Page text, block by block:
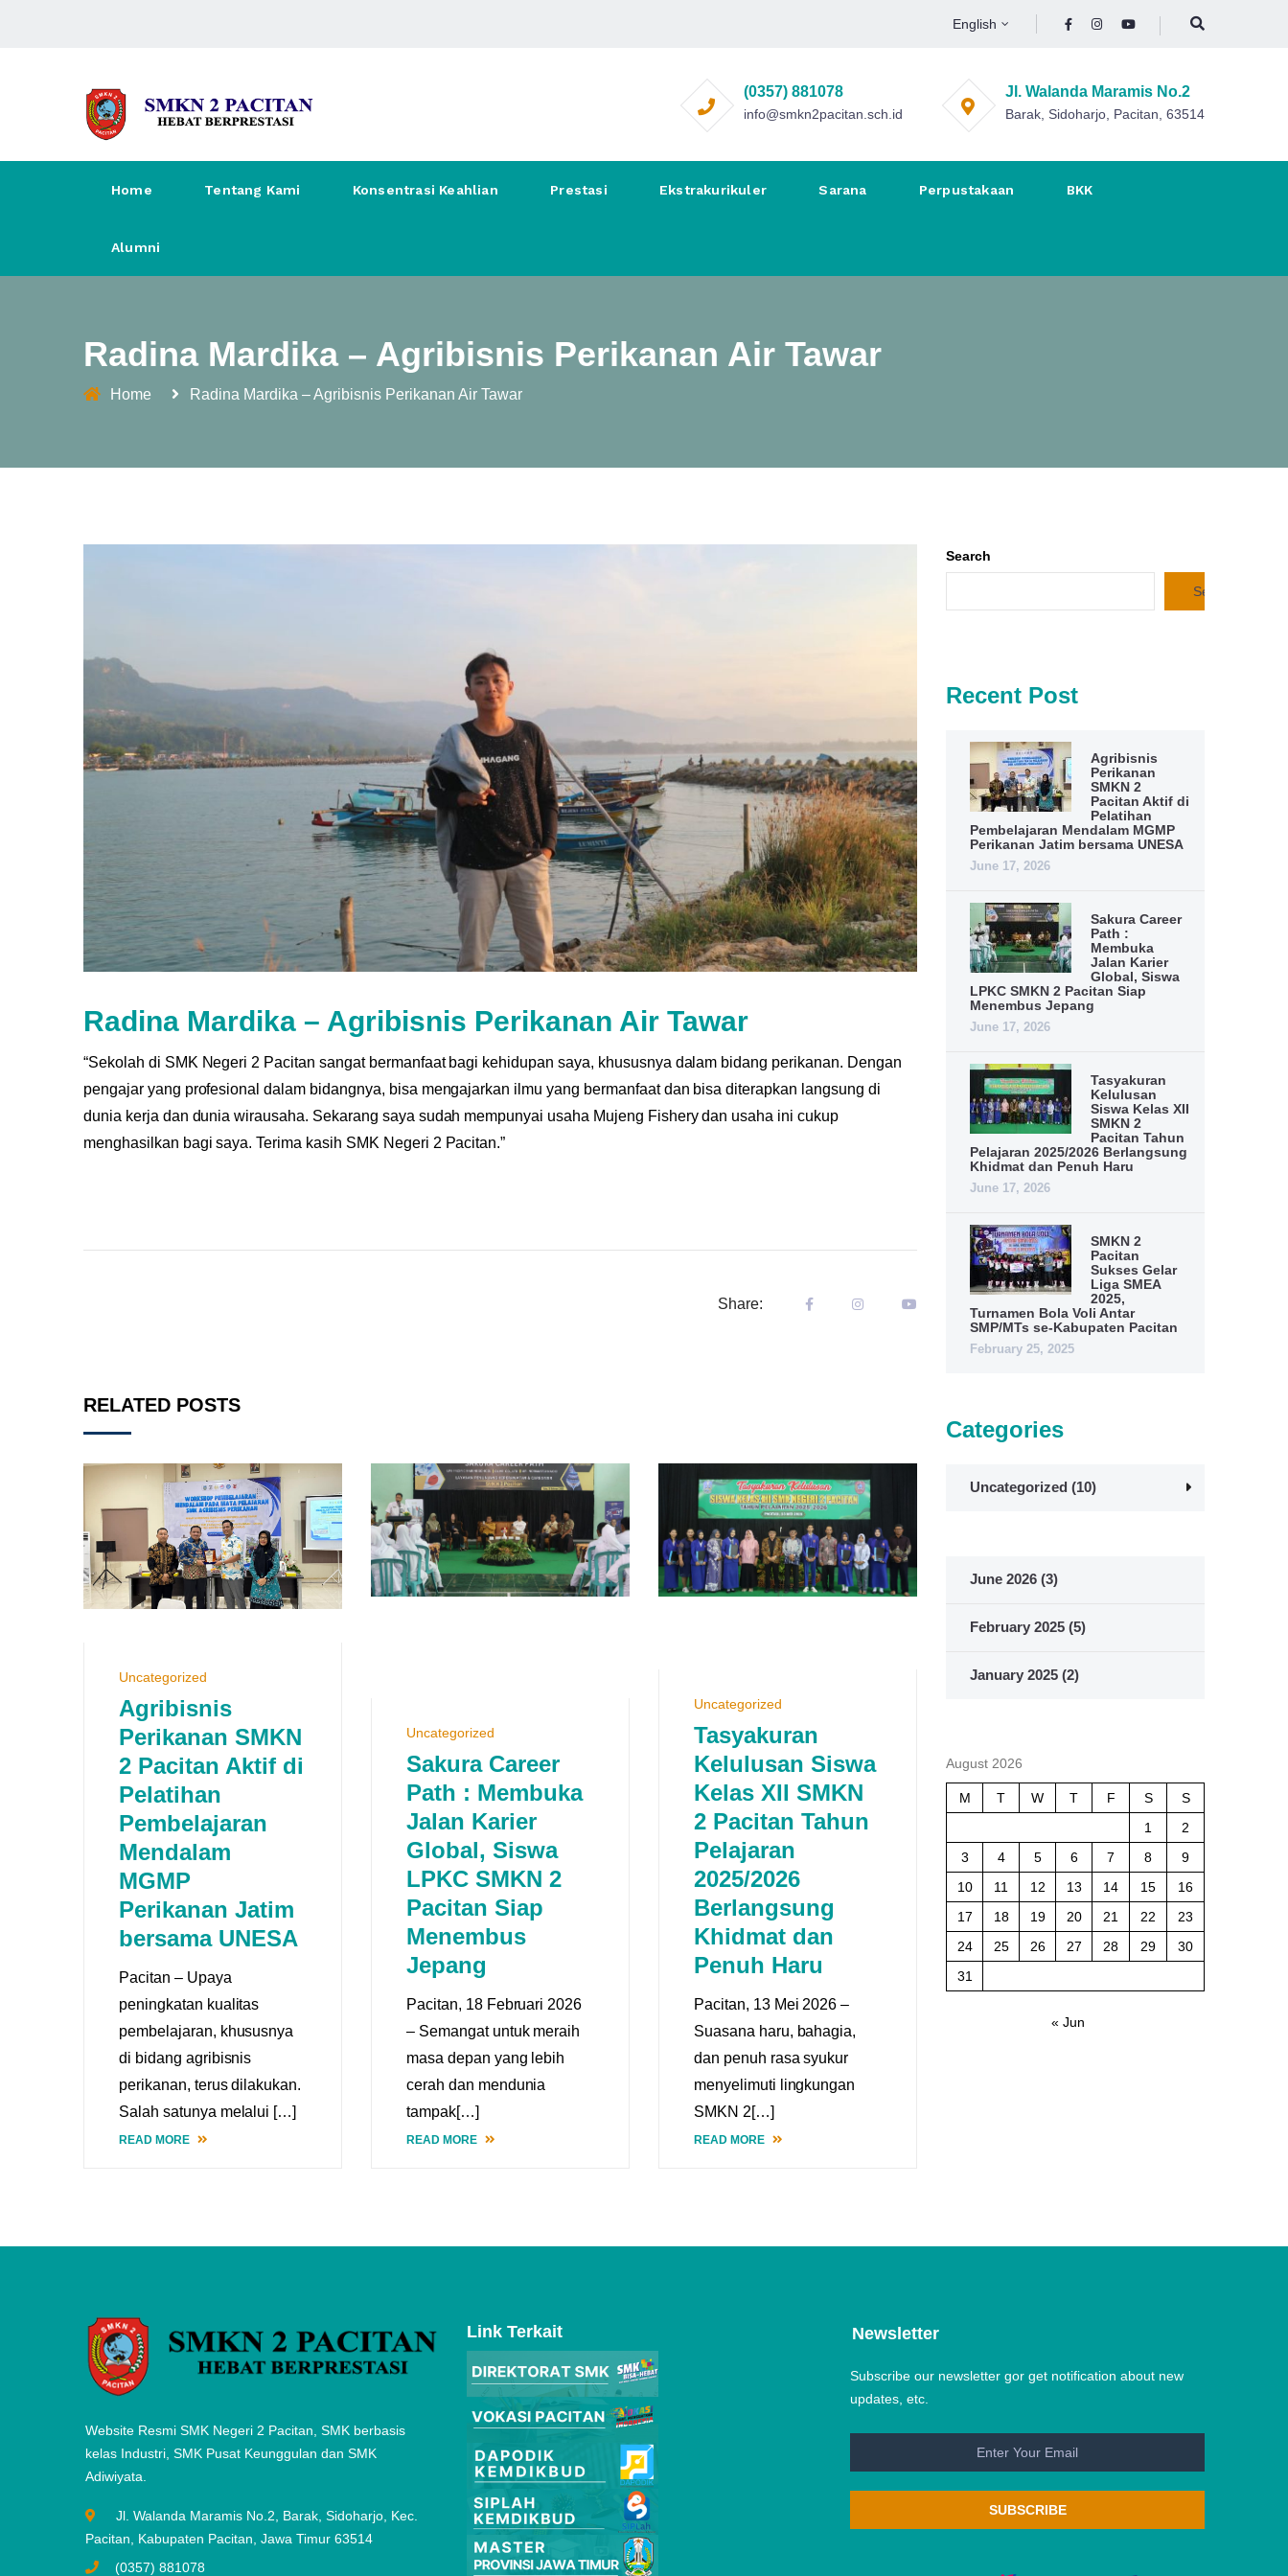
English
(0357) 881078
info@smkn2pacitan.sch.id
Jl. Walanda Maramis No.2
Barak, Sidoharjo, Pacitan, 63514
Home Tentang Kami Konsentrasi Keahlian Prestasi Ekstrakurikuler Sarana Perpustakaan BKK
Alumni
Radina Mardika – Agribisnis Perikanan Air Tawar
Home Radina Mardika – Agribisnis Perikanan Air Tawar
Radina Mardika – Agribisnis Perikanan Air Tawar
“Sekolah di SMK Negeri 2 Pacitan sangat bermanfaat bagi kehidupan saya, khususnya dalam bidang perikanan. Dengan
pengajar yang profesional dalam bidangnya, bisa mengajarkan ilmu yang bermanfaat dan bisa diterapkan langsung di
dunia kerja dan dunia wirausaha. Sekarang saya sudah mempunyai usaha Mujeng Fishery dan usaha ini cukup
menghasilkan bagi saya. Terima kasih SMK Negeri 2 Pacitan.”
Share:
RELATED POSTS
Uncategorized
Agribisnis
Perikanan SMKN
2 Pacitan Aktif di
Pelatihan
Pembelajaran
Mendalam
MGMP
Perikanan Jatim
bersama UNESA
Pacitan – Upaya
peningkatan kualitas
pembelajaran, khususnya
di bidang agribisnis
perikanan, terus dilakukan.
Salah satunya melalui […]
READ MORE
Uncategorized
Sakura Career
Path : Membuka
Jalan Karier
Global, Siswa
LPKC SMKN 2
Pacitan Siap
Menembus
Jepang
Pacitan, 18 Februari 2026
– Semangat untuk meraih
masa depan yang lebih
cerah dan mendunia
tampak[…]
READ MORE
Uncategorized
Tasyakuran
Kelulusan Siswa
Kelas XII SMKN
2 Pacitan Tahun
Pelajaran
2025/2026
Berlangsung
Khidmat dan
Penuh Haru
Pacitan, 13 Mei 2026 –
Suasana haru, bahagia,
dan penuh rasa syukur
menyelimuti lingkungan
SMKN 2[…]
READ MORE
Search
Search
Recent Post
Agribisnis
Perikanan
SMKN 2
Pacitan Aktif di
Pelatihan
Pembelajaran Mendalam MGMP
Perikanan Jatim bersama UNESA
June 17, 2026
Sakura Career
Path :
Membuka
Jalan Karier
Global, Siswa
LPKC SMKN 2 Pacitan Siap
Menembus Jepang
June 17, 2026
Tasyakuran
Kelulusan
Siswa Kelas XII
SMKN 2
Pacitan Tahun
Pelajaran 2025/2026 Berlangsung
Khidmat dan Penuh Haru
June 17, 2026
SMKN 2
Pacitan
Sukses Gelar
Liga SMEA
2025,
Turnamen Bola Voli Antar
SMP/MTs se-Kabupaten Pacitan
February 25, 2025
Categories
Uncategorized (10)
June 2026 (3)
February 2025 (5)
January 2025 (2)
August 2026
M T W T F S
S
1
2
3
4 5 6 7 8
9
10
11 12 13 14 15
16
17
18 19 20 21 22
23
24
25 26 27 28 29
30
31
« Jun
Website Resmi SMK Negeri 2 Pacitan, SMK berbasis
kelas Industri, SMK Pusat Keunggulan dan SMK
Adiwiyata.
Jl. Walanda Maramis No.2, Barak, Sidoharjo, Kec.
Pacitan, Kabupaten Pacitan, Jawa Timur 63514
(0357) 881078
Link Terkait Newsletter
Subscribe our newsletter gor get notification about new
updates, etc.
SUBSCRIBE